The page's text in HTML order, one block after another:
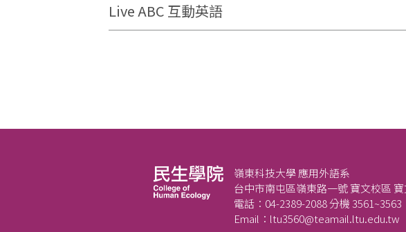
Live ABC 互動英語
嶺東科技大學 應用外語系
台中市南屯區嶺東路一號 寶文校區
電話：04-2389-2088 分機 3561~3563
Email：ltu3560@teamail.ltu.edu.tw